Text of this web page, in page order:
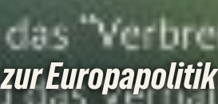
Europapolitik